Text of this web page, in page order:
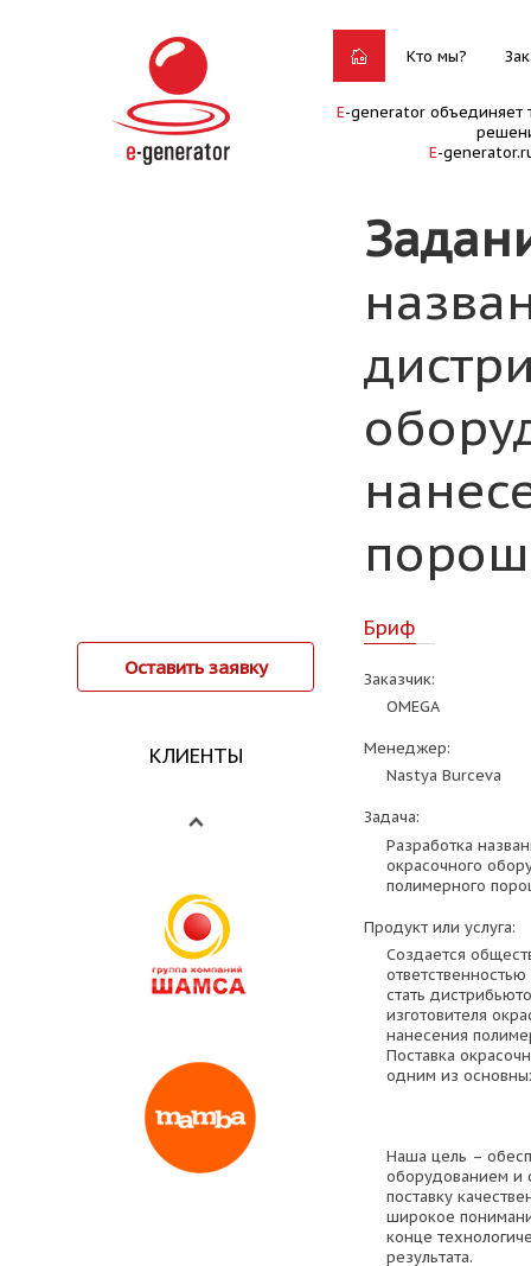
Кто мы?
E-generator объединяет
E-
Оставить заявку
КЛИЕНТЫ
Бриф
Заказчик:
OMEGA
Менеджер:
Nastya Burceva
Задача:
Разработка
окрасочного
полимерного
Продукт или услуга:
Создается
стать
изготовителя
нанесения
Поставка
одним из
Наша цель –
оборудованием и
поставку
широкое
конце
результата.